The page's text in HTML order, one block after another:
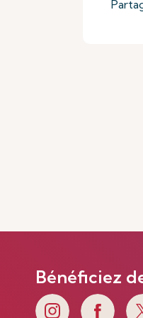
Bénéficiez